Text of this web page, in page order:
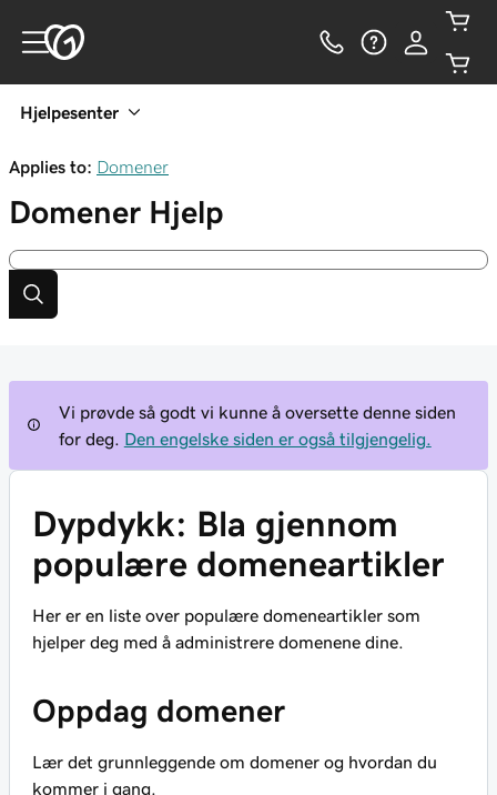
Hjelpesenter
Applies to: Domener
Domener Hjelp
Vi prøvde så godt vi kunne å oversette denne siden
for deg.
Den engelske siden er også tilgjengelig.
Dypdykk: Bla gjennom
populære domeneartikler
Her er en liste over populære domeneartikler som
hjelper deg med å administrere domenene dine.
Oppdag domener
Lær det grunnleggende om domener og hvordan du
kommer i gang.